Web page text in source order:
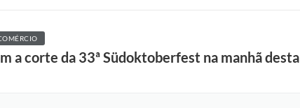
a corte da 33ª Südoktoberfest na manhã desta